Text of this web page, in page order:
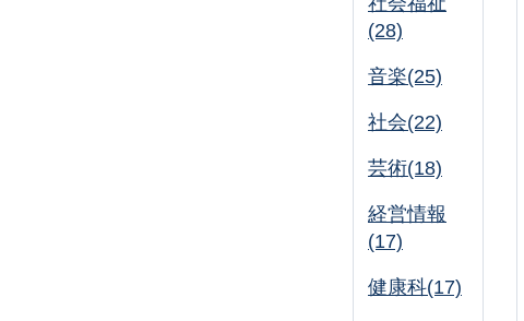
(28)
音楽(25)
社会(22)
芸術(18)
経営情報
(17)
健康科(17)